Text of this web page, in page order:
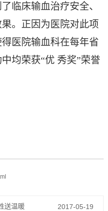
临床输血治疗安全、
。正因为医院对此项
医院输血科在每年省
均荣获“优 秀奖”荣誉
送温暖 2017-05-19